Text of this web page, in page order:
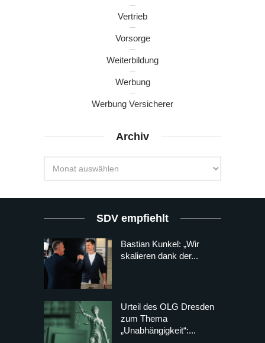
Vertrieb
Vorsorge
Weiterbildung
Werbung
Werbung Versicherer
Archiv
SDV empfiehlt
Bastian Kunkel: „Wir
skalieren dank der...
Urteil des OLG Dresden
zum Thema
„Unabhängigkeit“:...